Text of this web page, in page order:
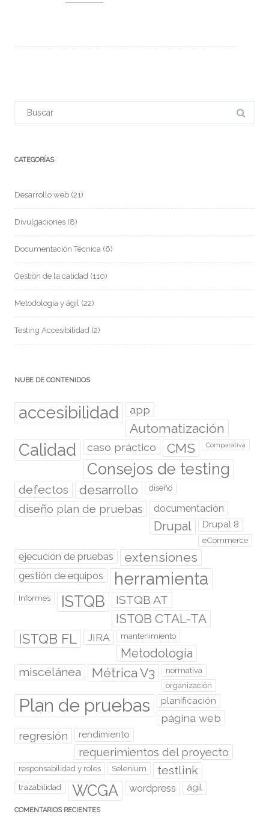
CATEGORÍAS
Desarrollo web (21)
Divulgaciones (8)
Documentación Técnica (6)
Gestión de la calidad (110)
Metodología y ágil (22)
Testing Accesibilidad (2)
NUBE DE CONTENIDOS
accesibilidad app
Automatización
Calidad caso práctico CMS Comparativa
Consejos de testing
defectos desarrollo diseño
diseño plan de pruebas documentación
Drupal Drupal 8
eCommerce
ejecución de pruebas extensiones
gestión de equipos herramienta
Informes ISTQB ISTQB AT
ISTQB CTAL-TA
ISTQB FL JIRA mantenimiento
Metodología
miscelánea Métrica V3
normativa
organización
Plan de pruebas planificación
página web
regresión rendimiento
requerimientos del proyecto
responsabilidad y roles Selenium testlink
trazabilidad WCGA wordpress ágil
COMENTARIOS RECIENTES